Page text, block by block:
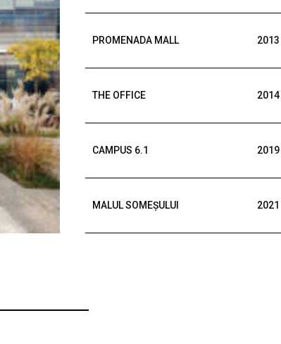
PROMENADA MALL 2013
THE OFFICE 2014
CAMPUS 6.1 2019
MALUL SOMEȘULUI 2021